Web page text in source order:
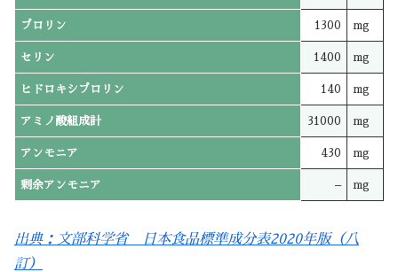
プロリン 1300 mg
セリン 1400 mg
ヒドロキシプロリン 140 mg
アミノ酸組成計 31000 mg
アンモニア 430 mg
剰余アンモニア – mg
出典：文部科学省 日本食品標準成分表2020年版（八
訂）